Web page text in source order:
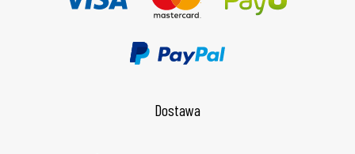
Dostawa